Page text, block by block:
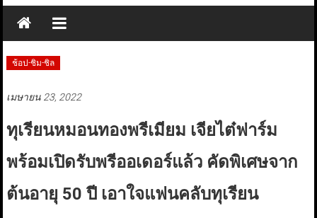
ช้อป-ชิม-ชิล
เมษายน 23, 2022
ทุเรียนหมอนทองพรีเมียม เจียไต๋ฟาร์ม
พร้อมเปิดรับพรีออเดอร์แล้ว คัดพิเศษจาก
ต้นอายุ 50 ปี เอาใจแฟนคลับทุเรียน